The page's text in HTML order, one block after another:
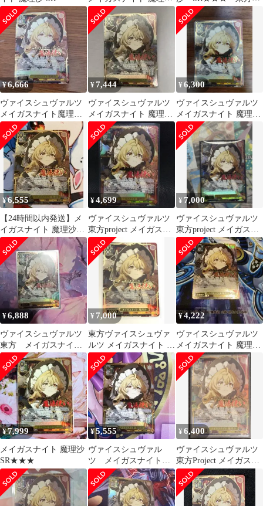
SR★★★ 東方Project
Project ヴァイスシュ
ヴァルツ
¥6,666
ヴァイスシュヴァルツ
メイガスナイト魔理沙
SR
¥7,444
ヴァイスシュヴァルツ
メイガスナイト 魔理沙
SR
¥6,300
ヴァイスシュヴァルツ
メイガスナイト 魔理沙
SR
¥6,555
【24時間以内発送】メ
イガスナイト 魔理沙
SR（※軽微な傷有り）
¥4,699
ヴァイスシュヴァルツ
東方project メイガスナ
イト 魔理沙 SR
¥ 7,000
ヴァイスシュヴァルツ
東方project メイガスナ
イト魔理沙 SR
¥6,888
ヴァイスシュヴァルツ
東方 メイガスナイト
魔理沙 SR星3
¥ 7,000
東方ヴァイスシュヴァ
ルツ メイガスナイト 魔
理沙 SR 星3
¥4,222
ヴァイスシュヴァルツ
メイガスナイト 魔理沙
SR 星3 SR ⭐︎⭐︎⭐︎
¥7,999
メイガスナイト 魔理沙
SR★★★
¥5,555
ヴァイスシュヴァル
ツ メイガスナイト
魔理沙 SR星3 東方
project
¥6,400
ヴァイスシュヴァルツ
東方Project メイガスナ
イト 魔理沙 SR